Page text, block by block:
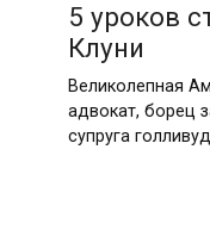
5 уроков
Клуни
Великолепная
адвокат, борец
супруга